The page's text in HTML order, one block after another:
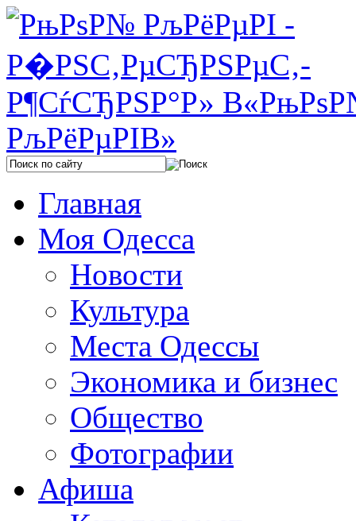
Главная
Моя Одесса
Новости
Культура
Места Одессы
Экономика и бизнес
Общество
Фотографии
Афиша